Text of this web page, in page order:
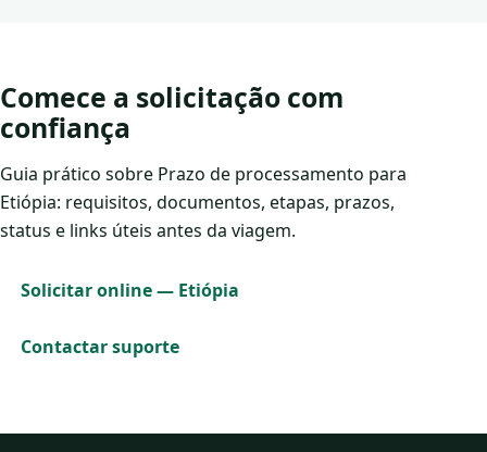
Comece a solicitação com
confiança
Guia prático sobre Prazo de processamento para
Etiópia: requisitos, documentos, etapas, prazos,
status e links úteis antes da viagem.
Solicitar online — Etiópia
Contactar suporte